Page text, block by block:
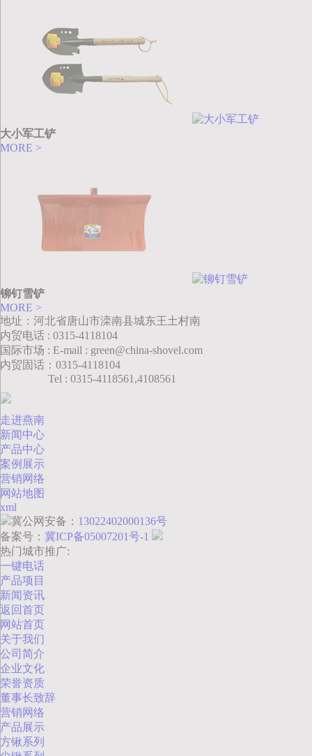
大小军工铲
MORE >
铆钉雪铲
MORE >
地址：河北省唐山市滦南县城东王土村南
内贸电话 : 0315-4118104
国际市场 : E-mail : green@china-shovel.com
内贸固话：0315-4118104
Tel : 0315-4118561,4108561
走进燕南
新闻中心
产品中心
案例展示
营销网络
网站地图
xml
冀公网安备： 13022402000136号
备案号： 冀ICP备05007201号-1
热门城市推广:
一键电话
产品项目
新闻资讯
返回首页
网站首页
关于我们
公司简介
企业文化
荣誉资质
董事长致辞
营销网络
产品展示
方锹系列